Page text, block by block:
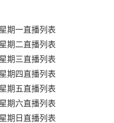
期一直播列表
期二直播列表
期三直播列表
期四直播列表
期五直播列表
期六直播列表
期日直播列表